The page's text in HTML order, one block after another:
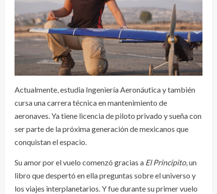
Actualmente, estudia Ingeniería Aeronáutica y también
cursa una carrera técnica en mantenimiento de
aeronaves. Ya tiene licencia de piloto privado y sueña con
ser parte de la próxima generación de mexicanos que
conquistan el espacio.
Su amor por el vuelo comenzó gracias a El Principito, un
libro que despertó en ella preguntas sobre el universo y
los viajes interplanetarios. Y fue durante su primer vuelo